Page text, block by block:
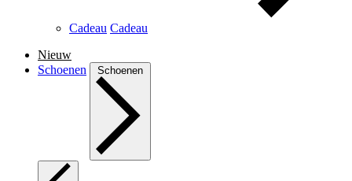
Cadeau Cadeau
Nieuw
Schoenen
Schoenen